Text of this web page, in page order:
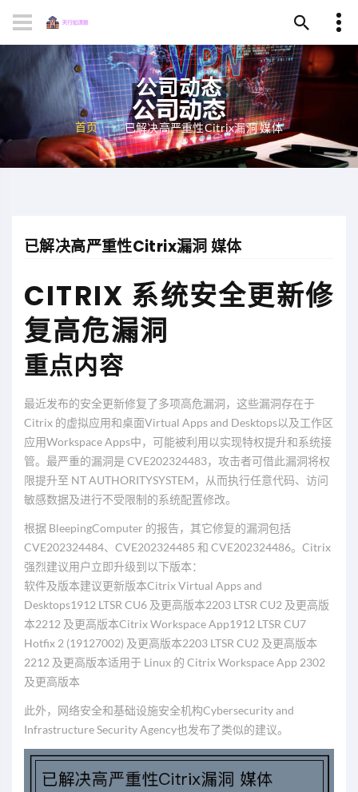
公司动态
首页 已解决高严重性Citrix漏洞 媒体
已解决高严重性Citrix漏洞 媒体
CITRIX 系统安全更新修
复高危漏洞
重点内容
最近发布的安全更新修复了多项高危漏洞，这些漏洞存在于
Citrix 的虚拟应用和桌面Virtual Apps and Desktops以及工作区
应用Workspace Apps中，可能被利用以实现特权提升和系统接
管。最严重的漏洞是 CVE202324483，攻击者可借此漏洞将权
限提升至 NT AUTHORITYSYSTEM，从而执行任意代码、访问
敏感数据及进行不受限制的系统配置修改。
根据 BleepingComputer 的报告，其它修复的漏洞包括
CVE202324484、CVE202324485 和 CVE202324486。Citrix
强烈建议用户立即升级到以下版本：
软件及版本建议更新版本Citrix Virtual Apps and
Desktops1912 LTSR CU6 及更高版本2203 LTSR CU2 及更高版
本2212 及更高版本Citrix Workspace App1912 LTSR CU7
Hotfix 2 (19127002) 及更高版本2203 LTSR CU2 及更高版本
2212 及更高版本适用于 Linux 的 Citrix Workspace App 2302
及更高版本
此外，网络安全和基础设施安全机构Cybersecurity and
Infrastructure Security Agency也发布了类似的建议。